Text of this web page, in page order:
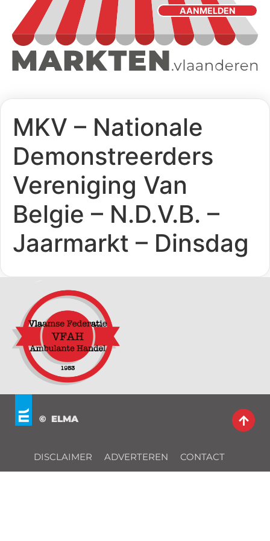
AANMELDEN
MKV – Nationale
Demonstreerders
Vereniging Van
Belgie – N.D.V.B. –
Jaarmarkt – Dinsdag
© ELMA
DISCLAIMER ADVERTEREN CONTACT